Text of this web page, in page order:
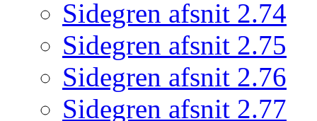
Sidegren afsnit 2.74
Sidegren afsnit 2.75
Sidegren afsnit 2.76
Sidegren afsnit 2.77